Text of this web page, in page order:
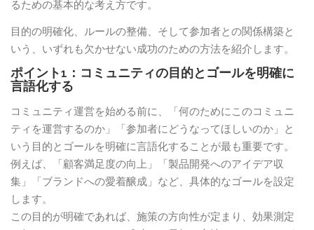
るための基本的な考え方です。
目的の明確化、ルールの整備、そして参加者との関係構築と
いう、いずれも欠かせない成功のための方法を紹介します。
ポイント1：コミュニティの目的とゴールを明確に
言語化する
コミュニティ運営を始める前に、「何のためにこのコミュニ
ティを運営するのか」「参加者にどうなってほしいのか」と
いう目的とゴールを明確に言語化することが最も重要です。
例えば、「顧客満足度の向上」「製品開発へのアイデア収
集」「ブランドへの愛着醸成」など、具体的なゴールを設定
します。
この目的が明確であれば、施策の方向性が定まり、効果測定